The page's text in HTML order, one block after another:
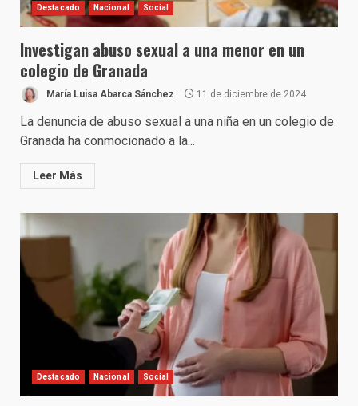
Destacado Nacional Social
Investigan abuso sexual a una menor en un
colegio de Granada
María Luisa Abarca Sánchez 11 de diciembre de 2024
La denuncia de abuso sexual a una niña en un colegio de
Granada ha conmocionado a la...
Leer Más
Destacado Nacional Social